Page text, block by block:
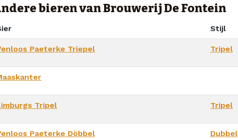
bieren van Brouwerij De Fontein
Stijl
Paeterke Triepel Tripel
Tripel Tripel
Paeterke Döbbel Dubbel